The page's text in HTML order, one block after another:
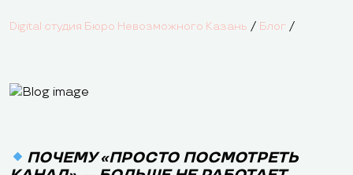
Digital студия Бюро Невозможного Казань / Блог /
ПОЧЕМУ «ПРОСТО ПОСМОТРЕТЬ